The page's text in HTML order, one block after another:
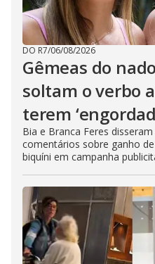
DO R7/06/08/2026
Gêmeas do
soltam o verbo
terem
Bia e Branca Feres
comentários sobre ganho
biquíni em campanha